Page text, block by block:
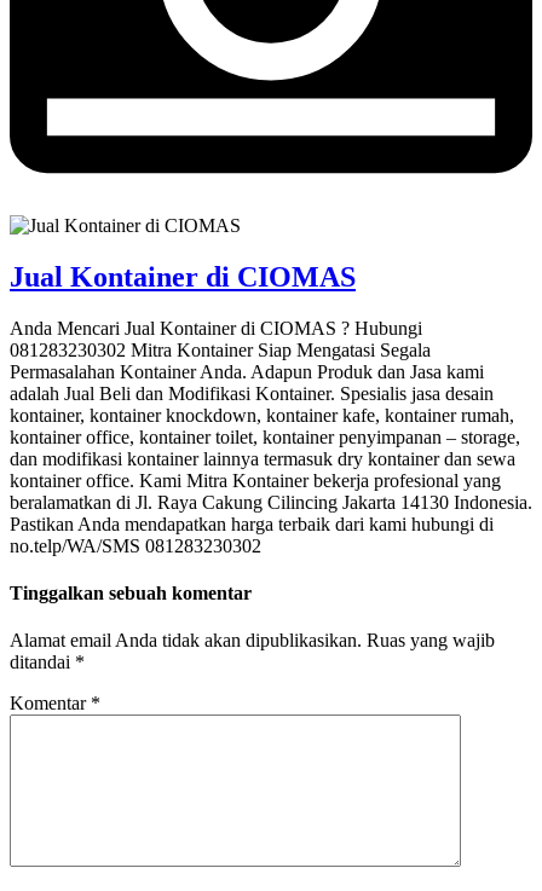
Jual Kontainer di CIOMAS
Anda Mencari Jual Kontainer di CIOMAS ? Hubungi
081283230302 Mitra Kontainer Siap Mengatasi Segala
Permasalahan Kontainer Anda. Adapun Produk dan Jasa kami
adalah Jual Beli dan Modifikasi Kontainer. Spesialis jasa desain
kontainer, kontainer knockdown, kontainer kafe, kontainer rumah,
kontainer office, kontainer toilet, kontainer penyimpanan – storage,
dan modifikasi kontainer lainnya termasuk dry kontainer dan sewa
kontainer office. Kami Mitra Kontainer bekerja profesional yang
beralamatkan di Jl. Raya Cakung Cilincing Jakarta 14130 Indonesia.
Pastikan Anda mendapatkan harga terbaik dari kami hubungi di
no.telp/WA/SMS 081283230302
Tinggalkan sebuah komentar
Alamat email Anda tidak akan dipublikasikan. Ruas yang wajib
ditandai *
Komentar *